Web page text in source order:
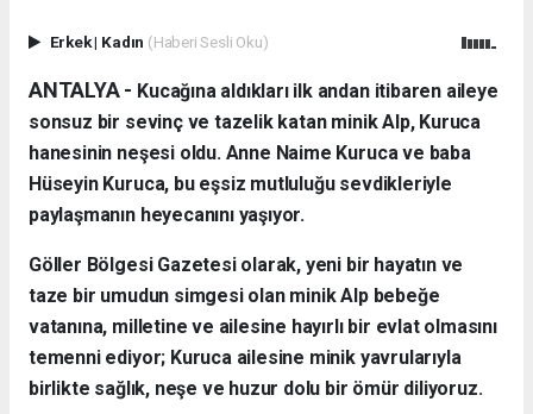
Erkek| Kadın (Haberi Sesli Oku)
ANTALYA - ​ Kucağına aldıkları ilk andan itibaren aileye
sonsuz bir sevinç ve tazelik katan minik Alp, Kuruca
hanesinin neşesi oldu. Anne Naime Kuruca ve baba
Hüseyin Kuruca, bu eşsiz mutluluğu sevdikleriyle
paylaşmanın heyecanını yaşıyor.
​Göller Bölgesi Gazetesi olarak, yeni bir hayatın ve
taze bir umudun simgesi olan minik Alp bebeğe
vatanına, milletine ve ailesine hayırlı bir evlat olmasını
temenni ediyor; Kuruca ailesine minik yavrularıyla
birlikte sağlık, neşe ve huzur dolu bir ömür diliyoruz.